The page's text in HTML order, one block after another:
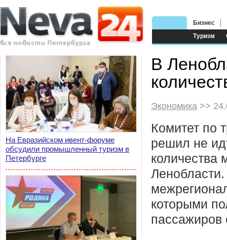
Туризм
Бизнес
На Евразийском ивент-форуме
обсудили промышленный туризм в
Петербурге
В
Экономика >>
Комитет по
решил не
количества
которыми
пассажиров